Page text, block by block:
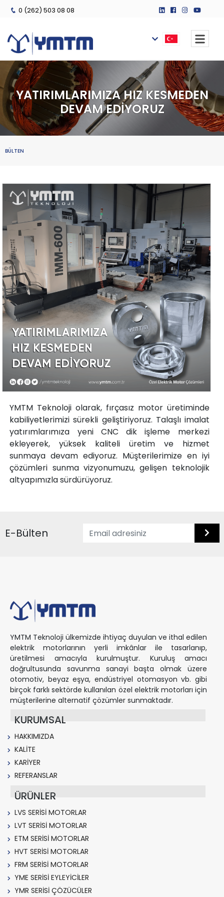
0 (262) 503 08 08
YATIRIMLARIMIZA HIZ KESMEDEN
DEVAM EDİYORUZ
BÜLTEN
YMTM Teknoloji olarak, fırçasız motor üretiminde
kabiliyetlerimizi sürekli geliştiriyoruz. Talaşlı imalat
yatırımlarımıza yeni CNC dik işleme merkezi
ekleyerek, yüksek kaliteli üretim ve hizmet
sunmaya devam ediyoruz. Müşterilerimize en iyi
çözümleri sunma vizyonumuzu, gelişen teknolojik
altyapımızla sürdürüyoruz.
E-Bülten
YMTM Teknoloji ülkemizde ihtiyaç duyulan ve ithal edilen
elektrik motorlarının yerli imkânlar ile tasarlanıp,
üretilmesi amacıyla kurulmuştur. Kuruluş amacı
doğrultusunda savunma sanayi başta olmak üzere
otomotiv, beyaz eşya, endüstriyel otomasyon vb. gibi
birçok farklı sektörde kullanılan özel elektrik motorları için
müşterilerine alternatif çözümler sunmaktadır.
KURUMSAL
HAKKIMIZDA
KALİTE
KARİYER
REFERANSLAR
ÜRÜNLER
LVS SERİSİ MOTORLAR
LVT SERİSİ MOTORLAR
ETM SERİSİ MOTORLAR
HVT SERİSİ MOTORLAR
FRM SERİSİ MOTORLAR
YME SERİSİ EYLEYİCİLER
YMR SERİSİ ÇÖZÜCÜLER